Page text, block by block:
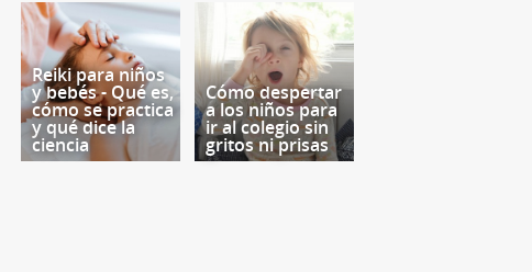
Reiki para niños
y bebés - Qué es,
cómo se practica
y qué dice la
ciencia
Cómo despertar
a los niños para
ir al colegio sin
gritos ni prisas